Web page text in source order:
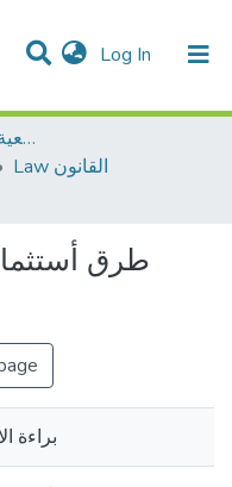
Log In (current)
Dissertations & Theses الرسائل الجامعية
Law القانون
طرق
براءة